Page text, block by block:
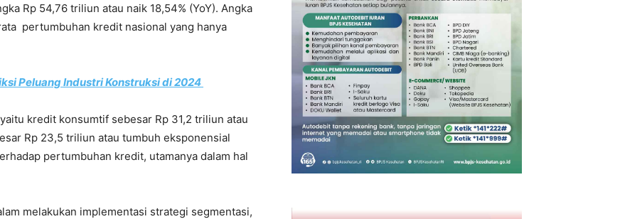
Rp 54,76 triliun atau naik 18,54% (YoY). Angka
pertumbuhan kredit nasional yang hanya
Peluang Industri Konstruksi di 2024
kredit konsumtif sebesar Rp 31,2 triliun atau
Rp 23,5 triliun atau tumbuh eksponensial
pertumbuhan kredit, utamanya dalam hal
melakukan implementasi strategi segmentasi,